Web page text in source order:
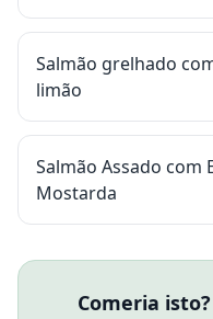
Salmão grelhado
limão
Salmão Assado com
Mostarda
Comeria